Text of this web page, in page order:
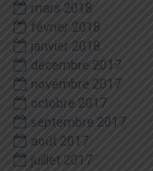
mars 2018
février 2018
janvier 2018
décembre 2017
novembre 2017
octobre 2017
septembre 2017
août 2017
juillet 2017